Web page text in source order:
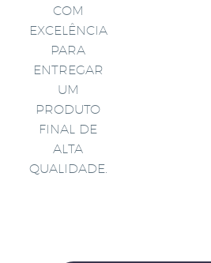
COM
EXCELÊNCIA
PARA
ENTREGAR
UM
PRODUTO
FINAL DE
ALTA
QUALIDADE.